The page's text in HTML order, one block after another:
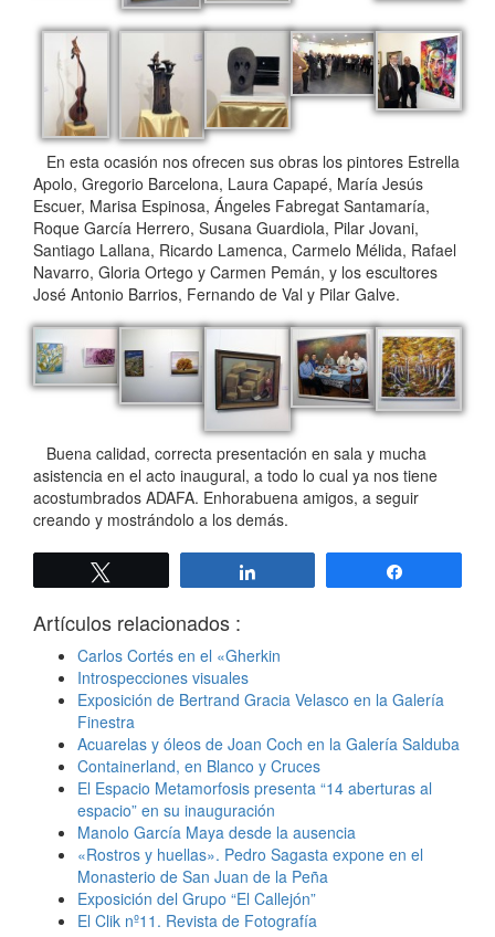
En esta ocasión nos ofrecen sus obras los pintores Estrella
Apolo, Gregorio Barcelona, Laura Capapé, María Jesús
Escuer, Marisa Espinosa, Ángeles Fabregat Santamaría,
Roque García Herrero, Susana Guardiola, Pilar Jovani,
Santiago Lallana, Ricardo Lamenca, Carmelo Mélida, Rafael
Navarro, Gloria Ortego y Carmen Pemán, y los escultores
José Antonio Barrios, Fernando de Val y Pilar Galve.
Buena calidad, correcta presentación en sala y mucha
asistencia en el acto inaugural, a todo lo cual ya nos tiene
acostumbrados ADAFA. Enhorabuena amigos, a seguir
creando y mostrándolo a los demás.
Artículos relacionados :
Carlos Cortés en el «Gherkin
Introspecciones visuales
Exposición de Bertrand Gracia Velasco en la Galería
Finestra
Acuarelas y óleos de Joan Coch en la Galería Salduba
Containerland, en Blanco y Cruces
El Espacio Metamorfosis presenta “14 aberturas al
espacio” en su inauguración
Manolo García Maya desde la ausencia
«Rostros y huellas». Pedro Sagasta expone en el
Monasterio de San Juan de la Peña
Exposición del Grupo “El Callejón”
El Clik nº11. Revista de Fotografía